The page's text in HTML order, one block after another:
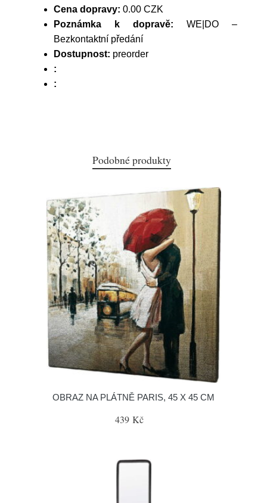
Cena dopravy: 0.00 CZK
Poznámka k dopravě: WE|DO –
Bezkontaktní předání
Dostupnost: preorder
:
:
Podobné produkty
OBRAZ NA PLÁTNĚ PARIS, 45 X 45 CM
439 Kč